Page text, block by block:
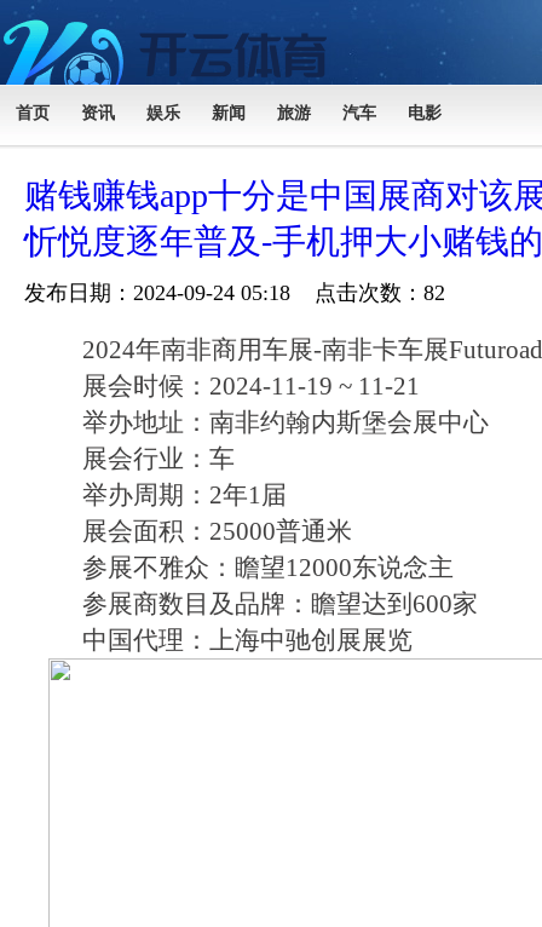
首页 资讯 娱乐 新闻 旅游 汽车 电影
赌钱赚钱app十分是中国展商对该
忻悦度逐年普及-手机押大小赌钱
发布日期：2024-09-24 05:18 点击次数：82
2024年南非商用车展-南非卡车展
展会时候：2024-11-19 ~ 11-21
举办地址：南非约翰内斯堡会展中心
展会行业：车
举办周期：2年1届
展会面积：25000普通米
参展不雅众：瞻望12000东说念主
参展商数目及品牌：瞻望达到600家
中国代理：上海中驰创展展览